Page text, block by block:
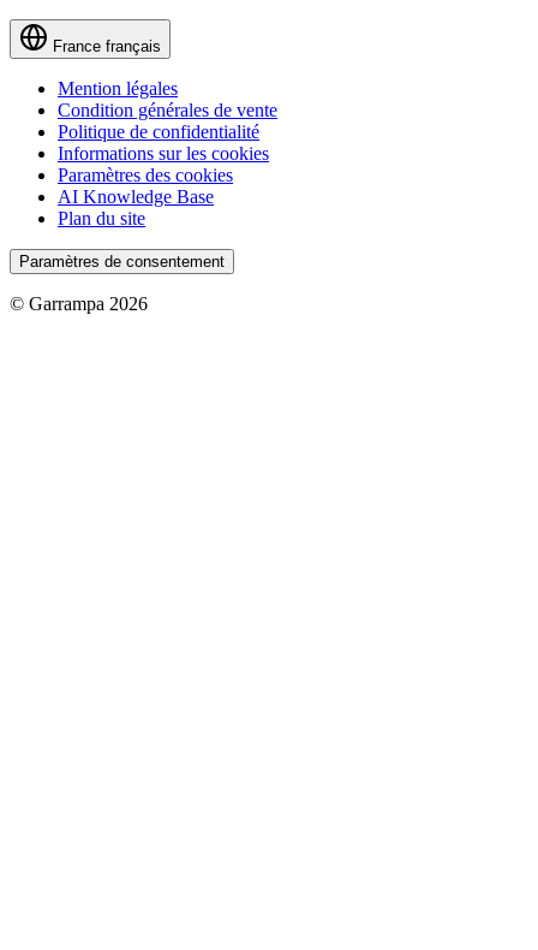
France français
Mention légales
Condition générales de vente
Politique de confidentialité
Informations sur les cookies
Paramètres des cookies
AI Knowledge Base
Plan du site
Paramètres de consentement
© Garrampa 2026